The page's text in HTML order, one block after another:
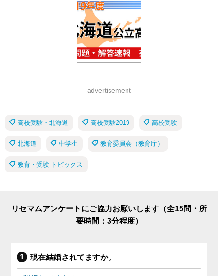
advertisement
高校受験・北海道 高校受験2019 高校受験
北海道 中学生 教育委員会（教育庁）
教育・受験 トピックス
リセマムアンケートにご協力お願いします（全15問・所
要時間：3分程度）
現在結婚されてますか。